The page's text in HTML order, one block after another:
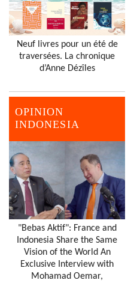
Neuf livres pour un été de
traversées. La chronique
d’Anne Dézîles
OPINION
INDONESIA
"Bebas Aktif": France and
Indonesia Share the Same
Vision of the World An
Exclusive Interview with
Mohamad Oemar,